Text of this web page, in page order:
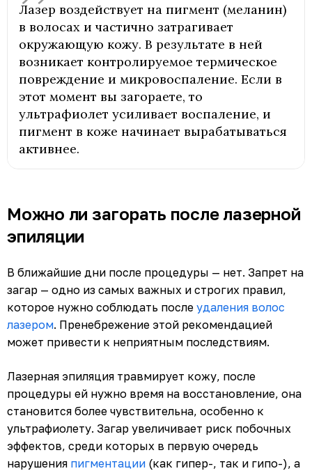
Лазер воздействует на пигмент (меланин)
в волосах и частично затрагивает
окружающую кожу. В результате в ней
возникает контролируемое термическое
повреждение и микровоспаление. Если в
этот момент вы загораете, то
ультрафиолет усиливает воспаление, и
пигмент в коже начинает вырабатываться
активнее.
Можно ли загорать после лазерной
эпиляции
В ближайшие дни после процедуры — нет. Запрет на
загар — одно из самых важных и строгих правил,
которое нужно соблюдать после удаления волос
лазером. Пренебрежение этой рекомендацией
может привести к неприятным последствиям.
Лазерная эпиляция травмирует кожу, после
процедуры ей нужно время на восстановление, она
становится более чувствительна, особенно к
ультрафиолету. Загар увеличивает риск побочных
эффектов, среди которых в первую очередь
нарушения пигментации (как гипер-, так и гипо-), а